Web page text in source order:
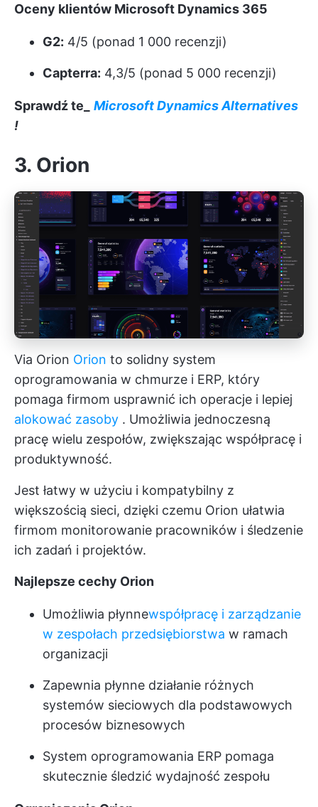
Oceny klientów Microsoft Dynamics 365
G2: 4/5 (ponad 1 000 recenzji)
Capterra: 4,3/5 (ponad 5 000 recenzji)
Sprawdź te_
Microsoft Dynamics Alternatives
!
3. Orion
Via Orion Orion to solidny system
oprogramowania w chmurze i ERP, który
pomaga firmom usprawnić ich operacje i lepiej
alokować zasoby . Umożliwia jednoczesną
pracę wielu zespołów, zwiększając współpracę i
produktywność.
Jest łatwy w użyciu i kompatybilny z
większością sieci, dzięki czemu Orion ułatwia
firmom monitorowanie pracowników i śledzenie
ich zadań i projektów.
Najlepsze cechy Orion
Umożliwia płynnewspółpracę i zarządzanie
w zespołach przedsiębiorstwa w ramach
organizacji
Zapewnia płynne działanie różnych
systemów sieciowych dla podstawowych
procesów biznesowych
System oprogramowania ERP pomaga
skutecznie śledzić wydajność zespołu